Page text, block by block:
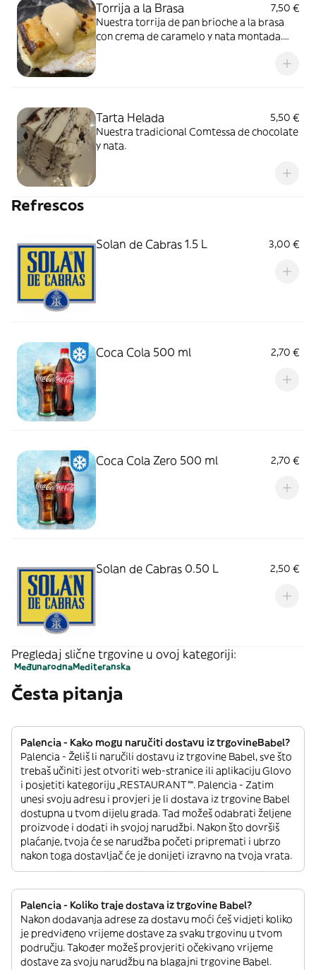
Torrija a la Brasa
7,50 €
Nuestra torrija de pan brioche a la brasa
con crema de caramelo y nata montada.
Tarta Helada
5,50 €
Nuestra tradicional Comtessa de chocolate
y nata.
Refrescos
Solan de Cabras 1.5 L 3,00 €
Coca Cola 500 ml 2,70 €
Coca Cola Zero 500 ml 2,70 €
Solan de Cabras 0.50 L 2,50 €
Pregledaj slične trgovine u ovoj kategoriji:
MeđunarodnaMediteranska
Česta pitanja
Palencia - Kako mogu naručiti dostavu iz trgovineBabel?
Palencia - Želiš li naručili dostavu iz trgovine Babel, sve što
trebaš učiniti jest otvoriti web-stranice ili aplikaciju Glovo
i posjetiti kategoriju „RESTAURANT”“. Palencia - Zatim
unesi svoju adresu i provjeri je li dostava iz trgovine Babel
dostupna u tvom dijelu grada. Tad možeš odabrati željene
proizvode i dodati ih svojoj narudžbi. Nakon što dovršiš
plaćanje, tvoja će se narudžba početi pripremati i ubrzo
nakon toga dostavljač će je donijeti izravno na tvoja vrata.
Palencia - Koliko traje dostava iz trgovine Babel?
Nakon dodavanja adrese za dostavu moći ćeš vidjeti koliko
je predviđeno vrijeme dostave za svaku trgovinu u tvom
području. Također možeš provjeriti očekivano vrijeme
dostave za svoju narudžbu na blagajni trgovine Babel.